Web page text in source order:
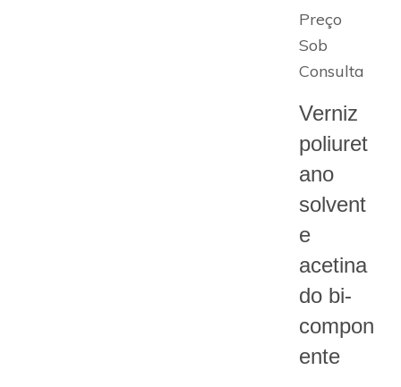
Preço
Sob
Consulta
Verniz
poliuret
ano
solvent
e
acetina
do bi-
compon
ente